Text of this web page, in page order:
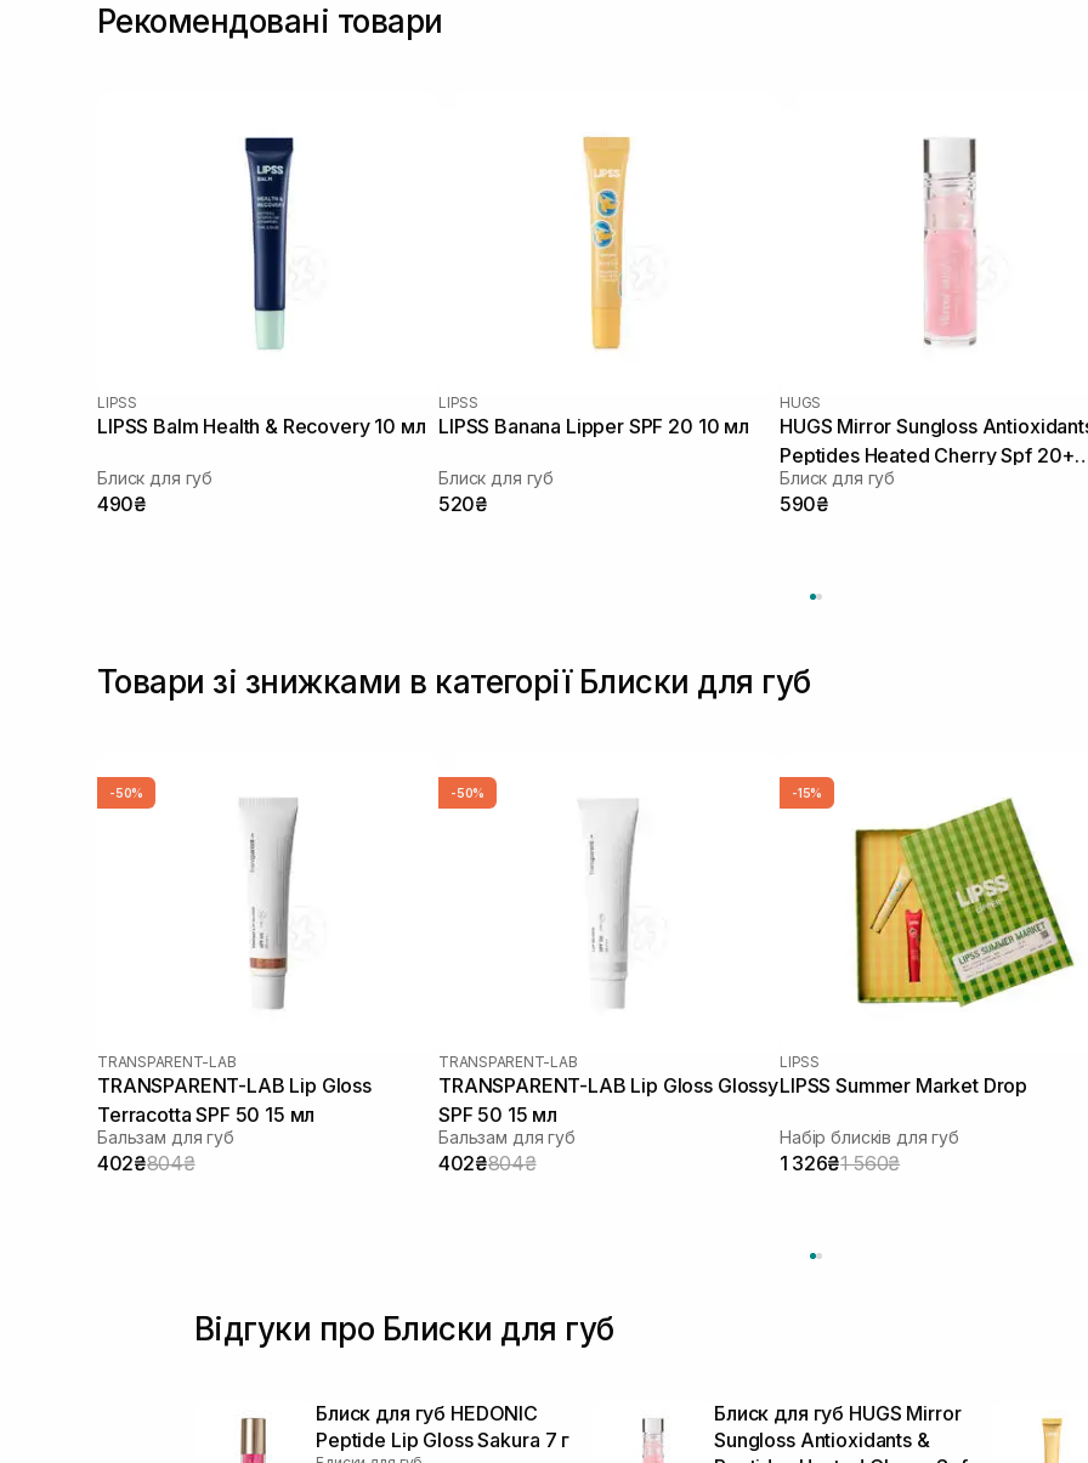
Рекомендовані товари
LIPSS
LIPSS Balm Health & Recovery 10 мл
Блиск для губ
490₴
LIPSS
LIPSS Banana Lipper SPF 20 10 мл
Блиск для губ
520₴
HUGS
HUGS Mirror Sungloss
Peptides Heated Cherry Spf 20+
Pa++ V 5,5 мл
Блиск для губ
590₴
Товари зі знижками в категорії Блиски для губ
-50%
TRANSPARENT-LAB
TRANSPARENT-LAB Lip Gloss
Terracotta SPF 50 15 мл
Бальзам для губ
402₴804₴
-50%
TRANSPARENT-LAB
TRANSPARENT-LAB Lip Gloss Glossy
SPF 50 15 мл
Бальзам для губ
402₴804₴
-15%
LIPSS
LIPSS Summer Market Drop
Набір блисків для губ
1 326₴1 560₴
Відгуки про Блиски для губ
Блиск для губ HEDONIC
Peptide Lip Gloss Sakura 7 г
Блиск для губ HUGS Mirror
Sungloss Antioxidants &